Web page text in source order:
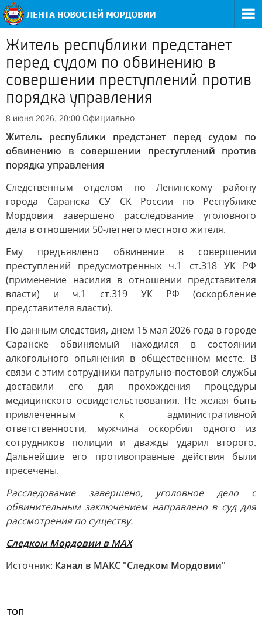
Житель республики предстанет
перед судом по обвинению в
совершении преступлений против
порядка управления
8 июня 2026, 20:00 Официально
Житель республики предстанет перед судом по
обвинению в совершении преступлений против
порядка управления
Следственным отделом по Ленинскому району
города Саранска СУ СК России по Республике
Мордовия завершено расследование уголовного
дела в отношении 50-летнего местного жителя.
Ему предъявлено обвинение в совершении
преступлений предусмотренных ч.1 ст.318 УК РФ
(применение насилия в отношении представителя
власти) и ч.1 ст.319 УК РФ (оскорбление
представителя власти).
По данным следствия, днем 15 мая 2026 года в городе
Саранске обвиняемый находился в состоянии
алкогольного опьянения в общественном месте. В
связи с этим сотрудники патрульно-постовой службы
доставили его для прохождения процедуры
медицинского освидетельствования. Не желая быть
привлеченным к административной
ответственности, мужчина оскорбил одного из
сотрудников полиции и дважды ударил второго.
Дальнейшие его противоправные действия были
пресечены.
Расследование завершено, уголовное дело с
обвинительным заключением направлено в суд для
рассмотрения по существу.
Следком Мордовии в MAX
Источник: Канал в МАКС "Следком Мордовии"
ТОП